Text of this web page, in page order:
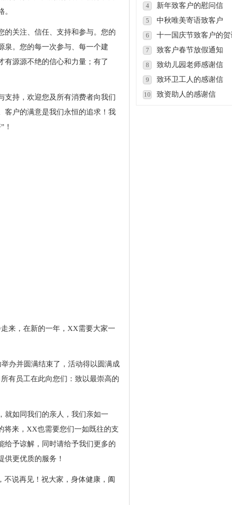
的关注、信任、支持和参与。您的
泉。您的每一次参与、每一个建
有源源不绝的信心和力量；有了
支持，欢迎您及所有消费者向我们
客户的满意是我们永恒的追求！我
！
来，在新的一年，XX需要大家一
办并圆满结束了，活动得以圆满成
有员工在此向您们：致以最崇高的
就如同我们的亲人，我们亲如一
将来，XX也需要您们一如既往的支
给予谅解，同时请给予我们更多的
供更优质的服务！
不说再见！祝大家，身体健康，阖
4 新年致客户的慰问信
5 中秋唯美寄语致客户
6 十一国庆节致客户的贺
7 致客户春节放假通知
8 致幼儿园老师感谢信
9 致环卫工人的感谢信
10 致资助人的感谢信